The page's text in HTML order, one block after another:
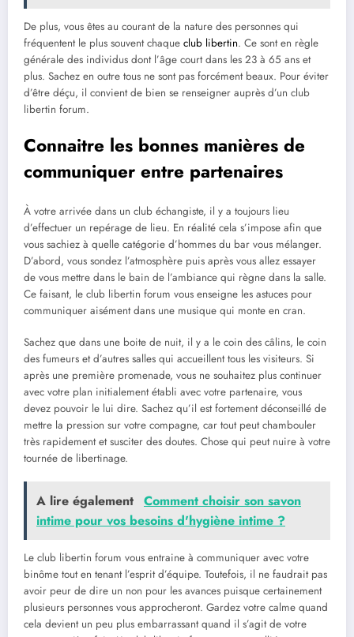
De plus, vous êtes au courant de la nature des personnes qui
fréquentent le plus souvent chaque club libertin. Ce sont en règle
générale des individus dont l’âge court dans les 23 à 65 ans et
plus. Sachez en outre tous ne sont pas forcément beaux. Pour éviter
d’être déçu, il convient de bien se renseigner auprès d’un club
libertin forum.
Connaitre les bonnes manières de
communiquer entre partenaires
À votre arrivée dans un club échangiste, il y a toujours lieu
d’effectuer un repérage de lieu. En réalité cela s’impose afin que
vous sachiez à quelle catégorie d’hommes du bar vous mélanger.
D’abord, vous sondez l’atmosphère puis après vous allez essayer
de vous mettre dans le bain de l’ambiance qui règne dans la salle.
Ce faisant, le club libertin forum vous enseigne les astuces pour
communiquer aisément dans une musique qui monte en cran.
Sachez que dans une boite de nuit, il y a le coin des câlins, le coin
des fumeurs et d’autres salles qui accueillent tous les visiteurs. Si
après une première promenade, vous ne souhaitez plus continuer
avec votre plan initialement établi avec votre partenaire, vous
devez pouvoir le lui dire. Sachez qu’il est fortement déconseillé de
mettre la pression sur votre compagne, car tout peut chambouler
très rapidement et susciter des doutes. Chose qui peut nuire à votre
tournée de libertinage.
A lire également Comment choisir son savon
intime pour vos besoins d'hygiène intime ?
Le club libertin forum vous entraine à communiquer avec votre
binôme tout en tenant l’esprit d’équipe. Toutefois, il ne faudrait pas
avoir peur de dire un non pour les avances puisque certainement
plusieurs personnes vous approcheront. Gardez votre calme quand
cela devient un peu plus embarrassant quand il s’agit de votre